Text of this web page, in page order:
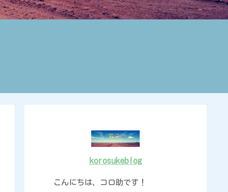
korosukeblog
こんにちは、コロ助です！